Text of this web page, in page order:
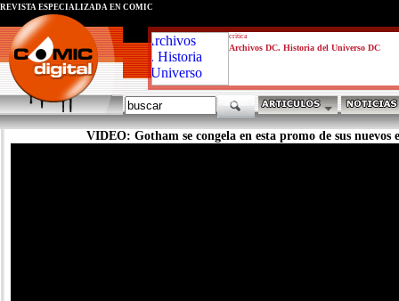
critica
Archivos DC. Historia del Universo DC
REVISTA ESPECIALIZADA EN CÓMIC
VIDEO: Gotham se congela en esta promo de sus nuevos